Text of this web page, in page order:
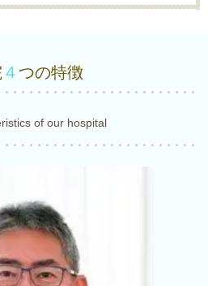
４つの特徴
of our hospital